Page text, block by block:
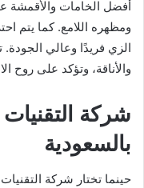
أفضل الخامات والأقمشة
ومظهره اللامع. كما يتم
الزي فريدًا وعالي
والأناقة، وتؤكد على روح
شركة التقنيات
بالسعودية
حينما تختار شركة